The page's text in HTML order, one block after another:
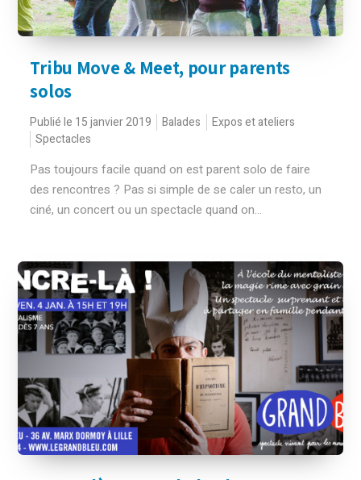
Tribu Move & Meet, pour parents
solos
Publié le 15 janvier 2019 Balades
Expos et ateliers
Spectacles
Pas toujours facile quand on est parent solo de faire
des rencontres ? Pas si simple de se caler un resto, un
ciné, un concert ou un spectacle quand on...